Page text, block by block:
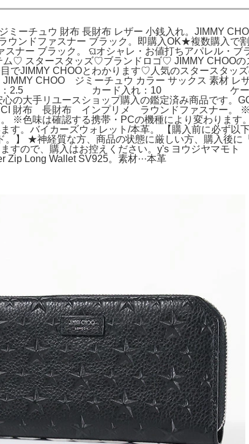
ミーチュウ 財布 長財布 レザー 小銭入れ。JIMMY
ウンドファスナー ブラック。即購入OK★複数購入で
スナー ブラック。 ଘオシャレ・お値打ちアパレル・
ム♡ スタースタッズ♡ブランドロゴ♡ JIMMY CHOO
でJIMMY CHOOとわかります♡人気のスタースタ
ンド JIMMY CHOO ジミーチュウ カ
ド入れ：10 ケース：1状態 全体的に
の大手リユースショップ購入の鑑定済み商品です。
財布 長財布 インプリメ ラウンドファスナー。 ※
※色味は確認する携帯・PCの機種により変わりま
す。バイカーズウォレット/本革。 【購入前に必ず
。】 ★神経質な方、商品の状態に厳しい方、購入後
ますので、購入はお控えください。y's ヨウジヤ
Zip Long Wallet SV925。素材···本革